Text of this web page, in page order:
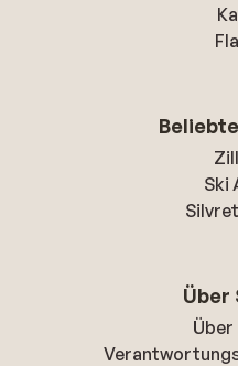
Ski
Über
Über